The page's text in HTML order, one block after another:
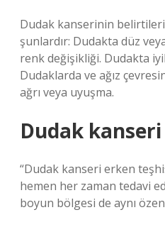
Dudak kanserinin
şunlardır: Dudakta düz
renk değişikliği. Dudakta
Dudaklarda ve ağız
ağrı veya uyuşma.
Dudak
“Dudak kanseri erken
hemen her zaman tedavi
boyun bölgesi de aynı